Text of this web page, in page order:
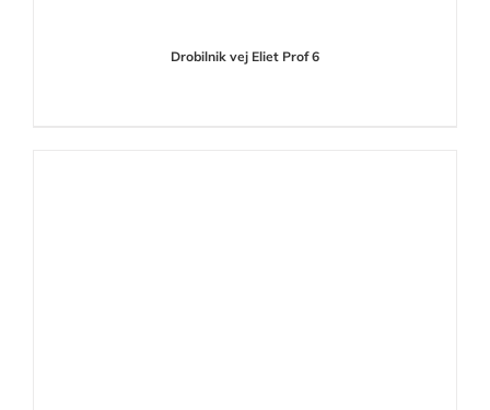
Drobilnik vej Eliet Prof 6